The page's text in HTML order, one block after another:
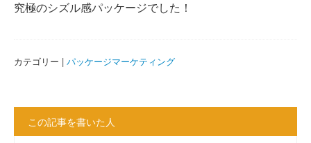
究極のシズル感パッケージでした！
カテゴリー | パッケージマーケティング
この記事を書いた人